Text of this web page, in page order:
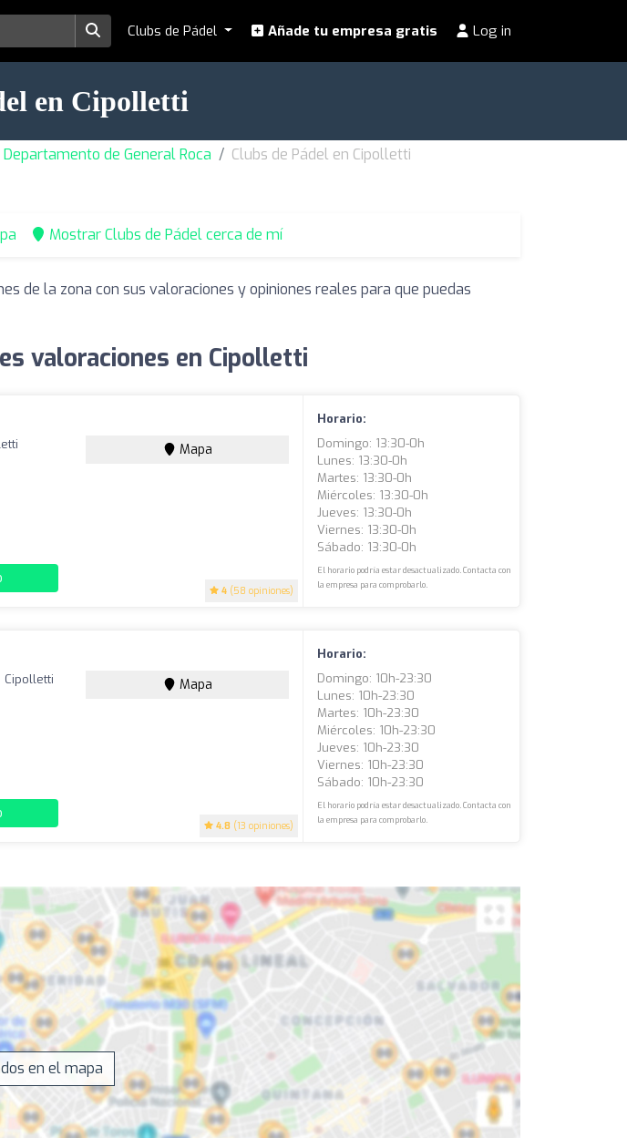
Clubs de Pádel Añade tu empresa gratis Log in
en Cipolletti
de General Roca Clubs de Pádel en Cipolletti
Mostrar Clubs de Pádel cerca de mí
de la zona con sus valoraciones y opiniones reales para que puedas
valoraciones en Cipolletti
4 (58 opiniones)
Mapa
Horario:
Domingo: 13:30-0h
Lunes: 13:30-0h
Martes: 13:30-0h
Miércoles: 13:30-0h
Jueves: 13:30-0h
Viernes: 13:30-0h
Sábado: 13:30-0h
El horario podría estar desactualizado. Contacta con
la empresa para comprobarlo.
4.8 (13 opiniones)
Cipolletti Mapa
Horario:
Domingo: 10h-23:30
Lunes: 10h-23:30
Martes: 10h-23:30
Miércoles: 10h-23:30
Jueves: 10h-23:30
Viernes: 10h-23:30
Sábado: 10h-23:30
El horario podría estar desactualizado. Contacta con
la empresa para comprobarlo.
en el mapa